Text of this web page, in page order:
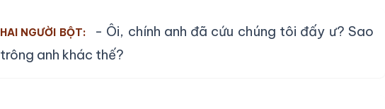
HAI NGƯỜI BỘT:
- Ôi, chính anh đã cứu chúng tôi đấy ư? Sao
trông anh khác thế?